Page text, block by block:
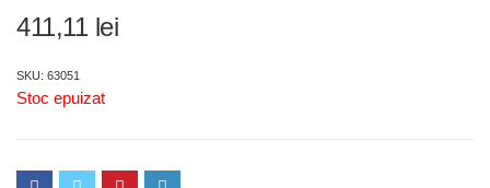
411,11 lei
SKU: 63051
Stoc epuizat